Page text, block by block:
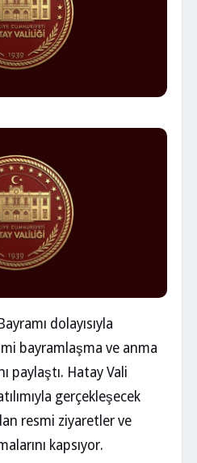
dolayısıyla
bayramlaşma ve anma
paylaştı. Hatay Vali
gerçekleşecek
resmi ziyaretler ve
kapsıyor.